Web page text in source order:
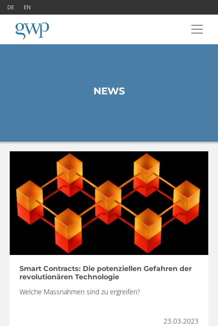
DE EN
NEWS
Smart Contracts: Die potenziellen Gefahren der
revolutionären Technologie
Welche Massnahmen sind zu ergreifen?
23.03.2023